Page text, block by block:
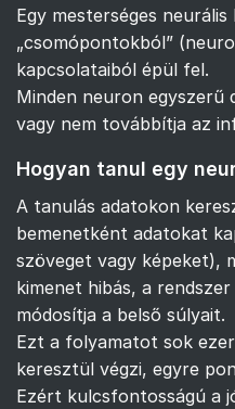
Egy mesterséges
„csomópontokból”
kapcsolataiból épül fel.
Minden neuron
vagy nem továbbítja az
Hogyan tanul egy
A tanulás adatokon
bemenetként adatokat
szöveget vagy képeket),
kimenet hibás, a
módosítja a belső súlyait.
Ezt a folyamatot sok
keresztül végzi, egyre
Ezért kulcsfontosságú a